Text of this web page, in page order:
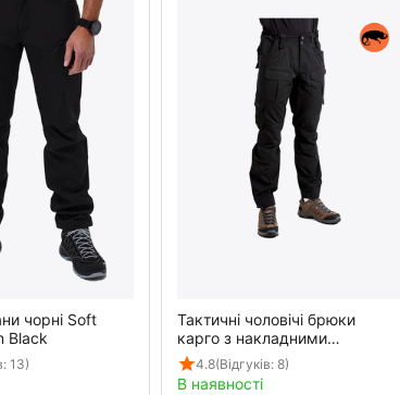
чорні Soft
Black
13)
Тактичні чоловічі брюки
карго з накладними
карманами Shooter Gen 2
Black
4.8(Відгуків: 8)
В наявності